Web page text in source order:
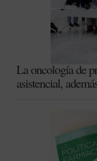
La oncología de
asistencial,